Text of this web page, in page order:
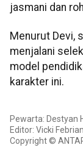
jasmani dan
Menurut Devi,
menjalani
model
karakter ini.
Pewarta: Destyan
Editor: Vicki
Copyright ©